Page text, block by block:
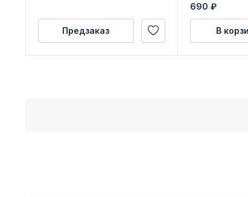
Предзаказ
690 ₽
В